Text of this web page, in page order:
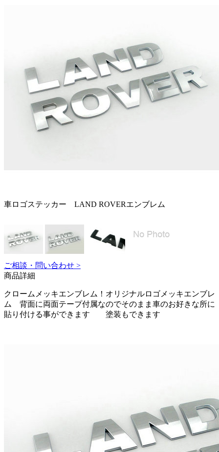
車ロゴステッカー LAND ROVERエンブレム
ご相談・問い合わせ >
商品詳細
クロームメッキエンブレム！オリジナルロゴメッキエンブレ
ム 背面に両面テープ付属なのでそのまま車のお好きな所に
貼り付ける事ができます 塗装もできます